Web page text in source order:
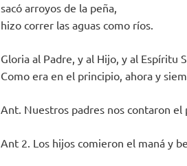
sacó arroyos de la peña,
hizo correr las aguas como ríos.
Gloria al Padre, y al Hijo, y al Espíritu
Como era en el principio, ahora y
Ant. Nuestros padres nos contaron
Ant 2. Los hijos comieron el maná y